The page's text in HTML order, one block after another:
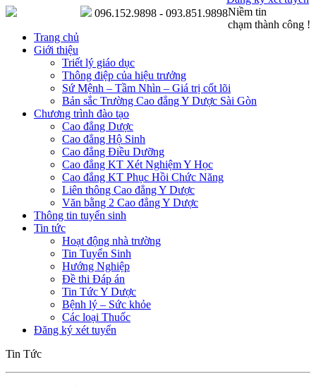
Niềm tin
chạm thành công !
096.152.9898 - 093.851.9898
Trang chủ
Giới thiệu
Triết lý giáo dục
Thông điệp của hiệu trưởng
Sứ Mệnh – Tầm Nhìn – Giá trị cốt lõi
Bản sắc Trường Cao đẳng Y Dược Sài Gòn
Chương trình đào tạo
Cao đẳng Dược
Cao đẳng Hộ Sinh
Cao đẳng Điều Dưỡng
Cao đẳng KT Xét Nghiệm Y Học
Cao đẳng KT Phục Hồi Chức Năng
Liên thông Cao đẳng Y Dược
Văn bằng 2 Cao đẳng Y Dược
Thông tin tuyển sinh
Tin tức
Hoạt động nhà trường
Tin Tuyển Sinh
Hướng Nghiệp
Đề thi Đáp án
Tin Tức Y Dược
Bệnh lý – Sức khỏe
Các loại Thuốc
Đăng ký xét tuyển
Tin Tức